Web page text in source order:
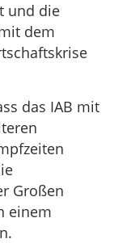
und die
dem
das IAB mit
Großen
einem